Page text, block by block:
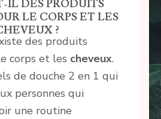
IL DES PRODUITS
LE CORPS ET LES
?
des produits
corps et les cheveux.
de douche 2 en 1 qui
personnes qui
une routine